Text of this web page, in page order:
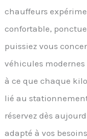
chauffeurs
confortable,
puissiez vous
véhicules
à ce que chaque
lié au
réservez dès
adapté à vos